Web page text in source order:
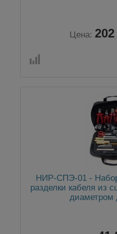
Цена:
НИР-СПЭ-01 -
разделки кабеля из
диаметром